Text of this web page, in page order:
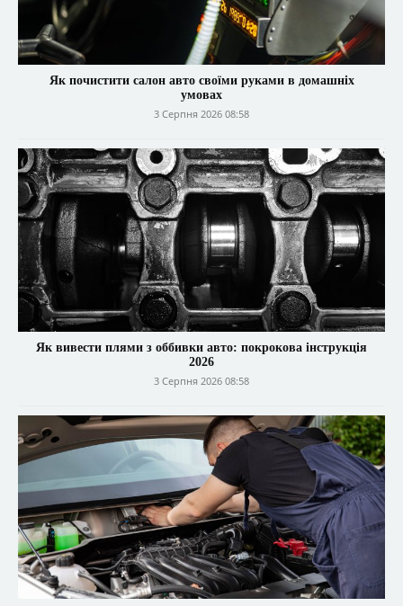
Як почистити салон авто своїми руками в домашніх
умовах
3 Серпня 2026 08:58
Як вивести плями з оббивки авто: покрокова інструкція
2026
3 Серпня 2026 08:58